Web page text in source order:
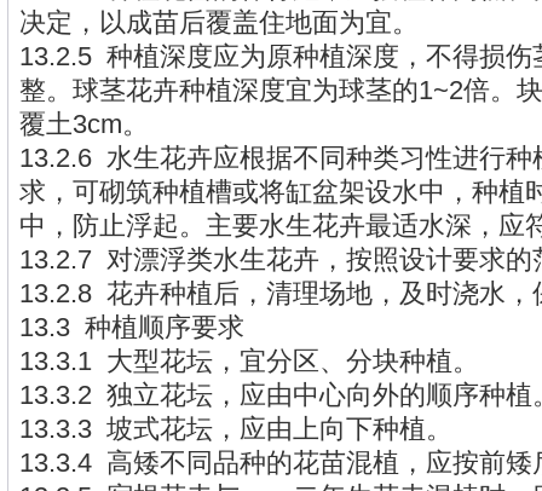
决定，以成苗后覆盖住地面为宜。
13.2.5 种植深度应为原种植深度，不得损伤
整。球茎花卉种植深度宜为球茎的1~2倍。
覆土3cm。
13.2.6 水生花卉应根据不同种类习性进行种
求，可砌筑种植槽或将缸盆架设水中，种植
中，防止浮起。主要水生花卉最适水深，应
13.2.7 对漂浮类水生花卉，按照设计要求的
13.2.8 花卉种植后，清理场地，及时浇水，
13.3 种植顺序要求
13.3.1 大型花坛，宜分区、分块种植。
13.3.2 独立花坛，应由中心向外的顺序种植
13.3.3 坡式花坛，应由上向下种植。
13.3.4 高矮不同品种的花苗混植，应按前矮